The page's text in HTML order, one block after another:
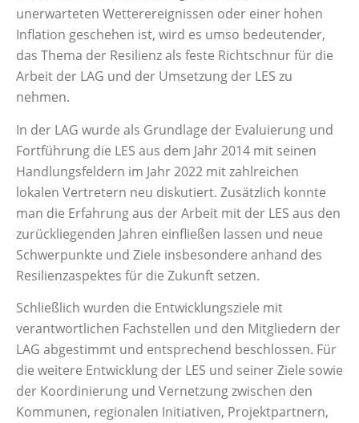
unerwarteten Wetterereignissen oder einer hohen
Inflation geschehen ist, wird es umso bedeutender,
das Thema der Resilienz als feste Richtschnur für die
Arbeit der LAG und der Umsetzung der LES zu
nehmen.
In der LAG wurde als Grundlage der Evaluierung und
Fortführung die LES aus dem Jahr 2014 mit seinen
Handlungsfeldern im Jahr 2022 mit zahlreichen
lokalen Vertretern neu diskutiert. Zusätzlich konnte
man die Erfahrung aus der Arbeit mit der LES aus den
zurückliegenden Jahren einfließen lassen und neue
Schwerpunkte und Ziele insbesondere anhand des
Resilienzaspektes für die Zukunft setzen.
Schließlich wurden die Entwicklungsziele mit
verantwortlichen Fachstellen und den Mitgliedern der
LAG abgestimmt und entsprechend beschlossen. Für
die weitere Entwicklung der LES und seiner Ziele sowie
der Koordinierung und Vernetzung zwischen den
Kommunen, regionalen Initiativen, Projektpartnern,